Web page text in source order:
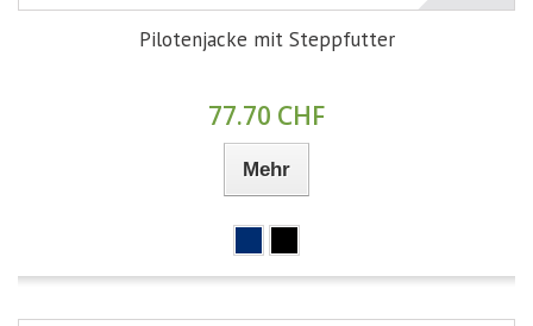
Pilotenjacke mit Steppfutter
77.70 CHF
Mehr